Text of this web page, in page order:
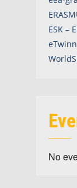
ESK –
No